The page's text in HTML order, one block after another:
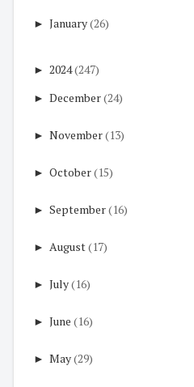
► January(26)
► 2024(247)
► December(24)
► November(13)
► October(15)
► September(16)
► August(17)
► July(16)
► June (16)
► May(29)